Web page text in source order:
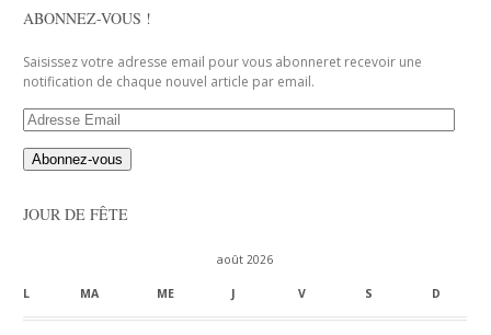
ABONNEZ-VOUS !
Saisissez votre adresse email pour vous abonneret recevoir une
notification de chaque nouvel article par email.
Adresse
Email
JOUR DE FÊTE
août 2026
L MA ME J V S D